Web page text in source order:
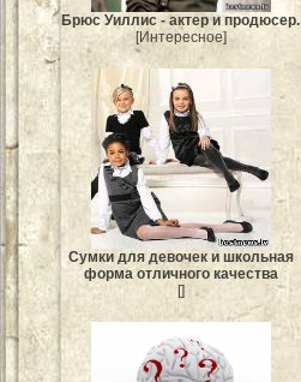
Брюс Уиллис - актер и продюсер.
[Интересное]
Сумки для девочек и школьная
форма отличного качества
[]